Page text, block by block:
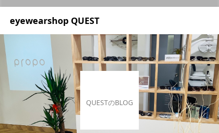
eyewearshop QUEST
QUESTのBLOG